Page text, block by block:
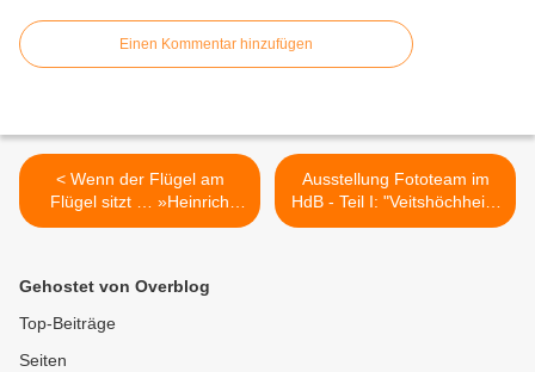
Einen Kommentar hinzufügen
< Wenn der Flügel am
Flügel sitzt … »Heinrich
Schütz goes Jazz« in der
Ausstellung Fototeam im
HdB - Teil I: "Veitshöchheim
ein Traum - König Ludwig I.
Gehostet von Overblog
Top-Beiträge
Seiten